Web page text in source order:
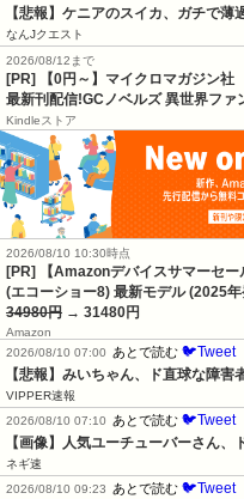
【悲報】ケニアのスイカ、ガチで
なんJクエスト
2026/08/12まで
[PR] 【0円～】マイクロマガジン社
最新刊配信!GCノベルズ 異世界ファ
Kindleストア
2026/08/10 10:30時点
[PR] 【Amazonデバイスサマーセ
(エコーショー8) 最新モデル (2025
34980円 → 31480円
Amazon
2026/08/10 07:00
あとで読む 🐦Tweet
【悲報】みいちゃん、ド直球な障害
VIPPER速報
2026/08/10 07:10
あとで読む 🐦Tweet
【画像】人気ユーチューバーさん
ネギ速
2026/08/10 09:23
あとで読む 🐦Tweet